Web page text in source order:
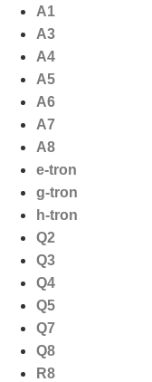
naar
inhoud
A1
A3
A4
A5
A6
A7
A8
e-tron
g-tron
h-tron
Q2
Q3
Q4
Q5
Q7
Q8
R8